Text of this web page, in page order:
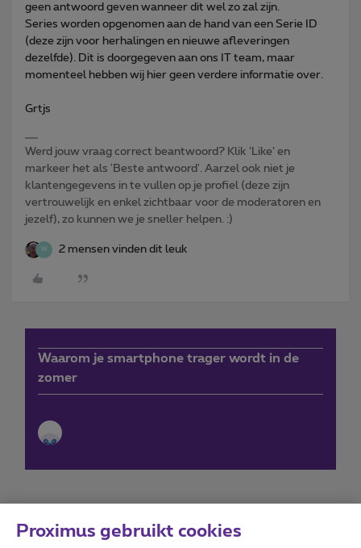
geen antwoord geven wanneer dit wel zo zal zijn.
Series worden opgenomen aan de hand van een Serie ID
(deze zijn voor herhalingen en nieuwe afleveringen
dezelfde). Dit is doorgegeven aan ons IT team, maar
momenteel hebben wij hier geen verdere informatie over.
Grtjs
Werd jouw vraag correct beantwoord? Klik ‘Like’ en
markeer het als 'Beste antwoord'. Aarzel ook niet je
klantengegevens in te vullen op je profiel (deze zijn
vertrouwelijk en enkel zichtbaar voor de moderatoren en
jezelf), zo kunnen we je sneller helpen. :)
W 2 mensen vinden dit leuk
Waarom je smartphone trager wordt in de
zomer
Proximus gebruikt cookies